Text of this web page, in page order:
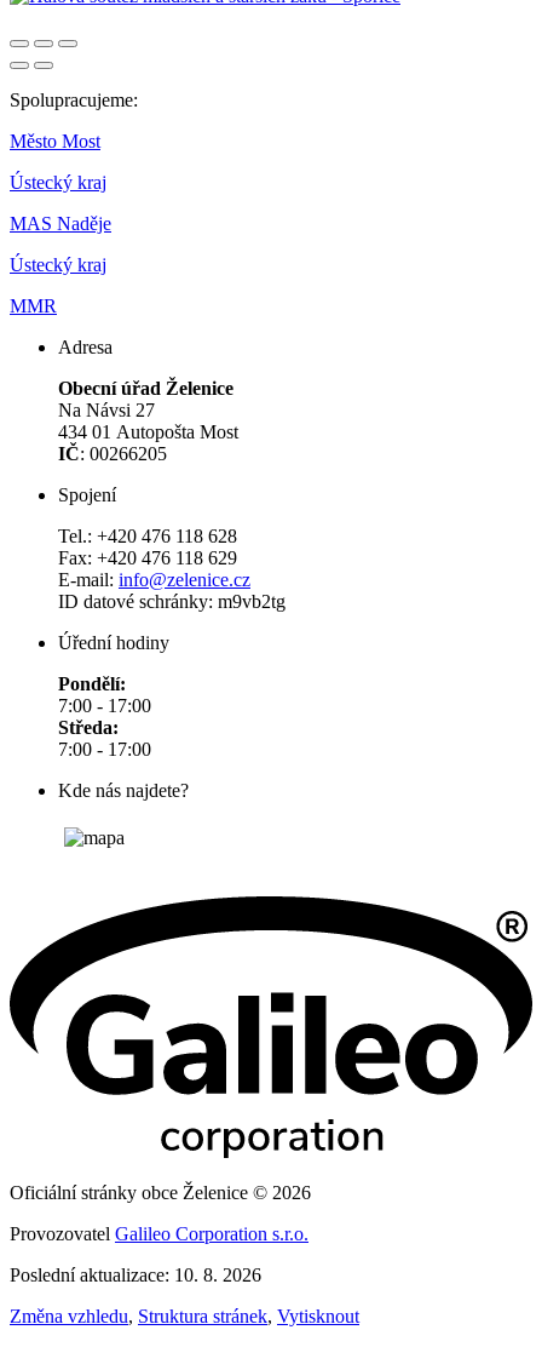
Spolupracujeme:
Město Most
Ústecký kraj
MAS Naděje
Ústecký kraj
MMR
Adresa
Obecní úřad Želenice
Na Návsi 27
434 01 Autopošta Most
IČ: 00266205
Spojení
Tel.: +420 476 118 628
Fax: +420 476 118 629
E-mail: info@zelenice.cz
ID datové schránky: m9vb2tg
Úřední hodiny
Pondělí:
7:00 - 17:00
Středa:
7:00 - 17:00
Kde nás najdete?
Oficiální stránky obce Želenice © 2026
Provozovatel Galileo Corporation s.r.o.
Poslední aktualizace: 10. 8. 2026
Změna vzhledu, Struktura stránek, Vytisknout